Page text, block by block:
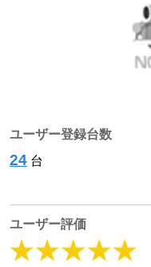
ユーザー登録台数
24 台
ユーザー評価